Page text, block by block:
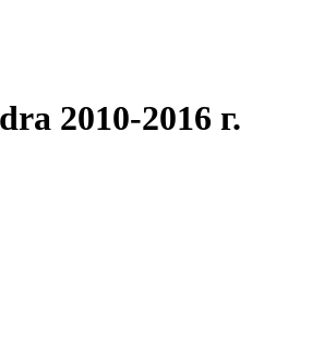
2010-2016 г.